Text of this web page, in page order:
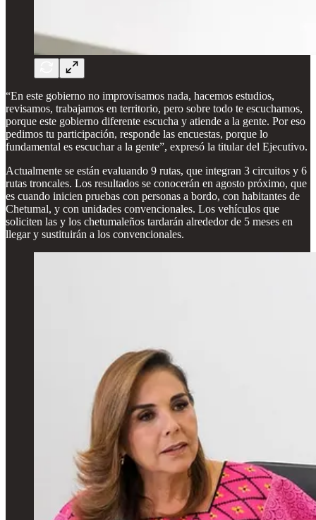
“En este gobierno no improvisamos nada, hacemos estudios,
revisamos, trabajamos en territorio, pero sobre todo te escuchamos,
porque este gobierno diferente escucha y atiende a la gente. Por eso
pedimos tu participación, responde las encuestas, porque lo
fundamental es escuchar a la gente”, expresó la titular del Ejecutivo.
Actualmente se están evaluando 9 rutas, que integran 3 circuitos y 6
rutas troncales. Los resultados se conocerán en agosto próximo, que
es cuando inicien pruebas con personas a bordo, con habitantes de
Chetumal, y con unidades convencionales. Los vehículos que
soliciten las y los chetumaleños tardarán alrededor de 5 meses en
llegar y sustituirán a los convencionales.